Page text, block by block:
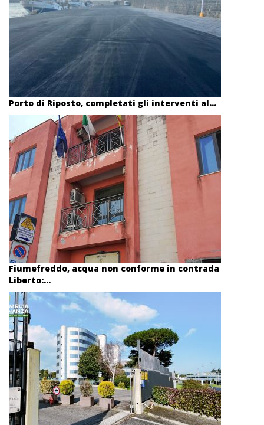
Porto di Riposto, completati gli interventi al...
Fiumefreddo, acqua non conforme in contrada
Liberto:...